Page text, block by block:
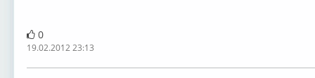
0
19.02.2012 23:13